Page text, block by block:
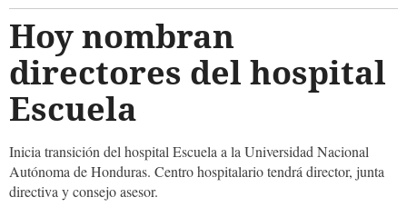
Hoy nombran
directores del hospital
Escuela
Inicia transición del hospital Escuela a la Universidad Nacional
Autónoma de Honduras. Centro hospitalario tendrá director, junta
directiva y consejo asesor.